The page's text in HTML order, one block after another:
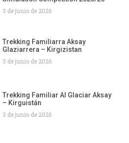
3 de junio de 2026
Trekking Familiarra Aksay
Glaziarrera – Kirgizistan
3 de junio de 2026
Trekking Familiar Al Glaciar Aksay
– Kirguistán
3 de junio de 2026